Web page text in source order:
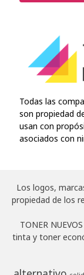
Todas las
son propiedad
usan con
asociados con
Los logos,
propiedad de los
TONER
tinta y toner